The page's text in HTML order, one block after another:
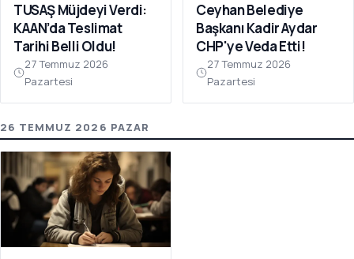
TUSAŞ Müjdeyi Verdi:
KAAN’da Teslimat
Tarihi Belli Oldu!
27 Temmuz 2026
Pazartesi
Ceyhan Belediye
Başkanı Kadir Aydar
CHP'ye Veda Etti!
27 Temmuz 2026
Pazartesi
26 TEMMUZ 2026 PAZAR